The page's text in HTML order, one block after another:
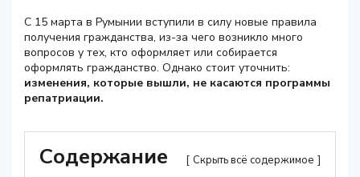
С 15 марта в Румынии вступили в силу новые правила
получения гражданства, из-за чего возникло много
вопросов у тех, кто оформляет или собирается
оформлять гражданство. Однако стоит уточнить:
изменения, которые вышли, не касаются программы
репатриации.
Содержание Скрыть всё содержимое